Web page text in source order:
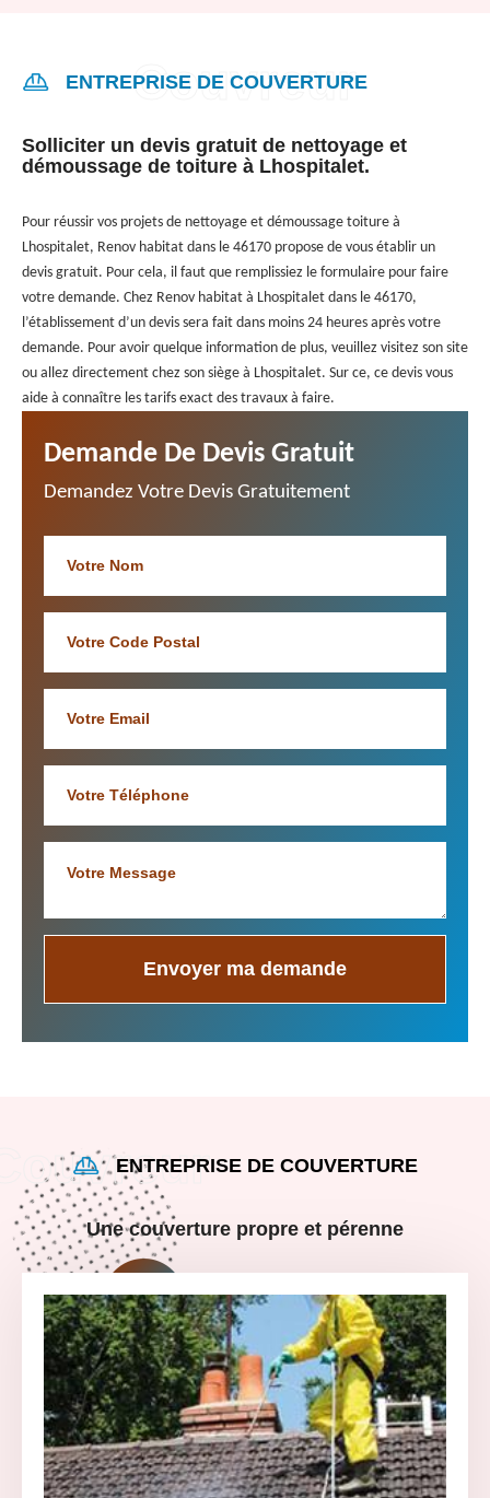
ENTREPRISE DE COUVERTURE
Solliciter un devis gratuit de nettoyage et
démoussage de toiture à Lhospitalet.
Pour réussir vos projets de nettoyage et démoussage toiture à
Lhospitalet, Renov habitat dans le 46170 propose de vous établir un
devis gratuit. Pour cela, il faut que remplissiez le formulaire pour faire
votre demande. Chez Renov habitat à Lhospitalet dans le 46170,
l’établissement d’un devis sera fait dans moins 24 heures après votre
demande. Pour avoir quelque information de plus, veuillez visitez son site
ou allez directement chez son siège à Lhospitalet. Sur ce, ce devis vous
aide à connaître les tarifs exact des travaux à faire.
Demande De Devis Gratuit
Demandez Votre Devis Gratuitement
ENTREPRISE DE COUVERTURE
Une couverture propre et pérenne